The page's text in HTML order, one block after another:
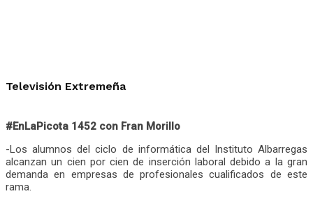
Televisión Extremeña
#EnLaPicota 1452 con Fran Morillo
-Los alumnos del ciclo de informática del Instituto Albarregas
alcanzan un cien por cien de inserción laboral debido a la gran
demanda en empresas de profesionales cualificados de este
rama.